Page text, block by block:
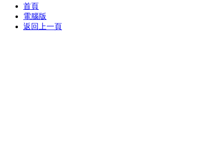
首頁
電腦版
返回上一頁